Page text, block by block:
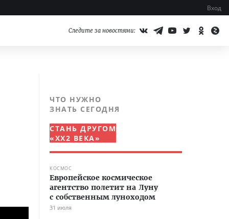
Вход
Следите за новостями:
ЧТО НУЖНО
ЗНАТЬ СЕГОДНЯ
СТАНЬ ДРУГОМ
«XX2 ВЕКА»
КОСМОС
Европейское космическое
агентство полетит на Луну
с собственным луноходом
31 июля